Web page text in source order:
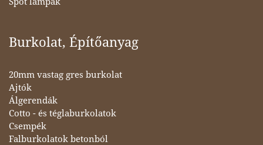
Burkolat, Építőanyag
20mm vastag gres burkolat
Ajtók
Álgerendák
Cotto - és téglaburkolatok
Csempék
Falburkolatok betonból